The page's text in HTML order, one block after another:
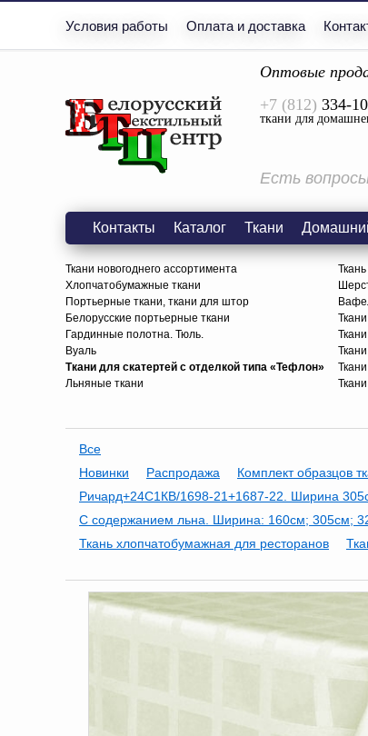
Условия работы Оплата и доставка
Оптовые
+7 (812) 334-
ткани для
Есть
Контакты Каталог Ткани
Ткани новогоднего ассортимента
Хлопчатобумажные ткани
Портьерные ткани, ткани для штор
Белорусские портьерные ткани
Гардинные полотна. Тюль.
Вуаль
Ткани для скатертей с отделкой типа «Тефлон»
Льняные ткани
Все
Новинки
Распродажа Комплект образцов
Ричард+24С1КВ/1698-21+1687-22. Ширина
С содержанием льна. Ширина: 160см; 305см;
Ткань хлопчатобумажная для ресторанов